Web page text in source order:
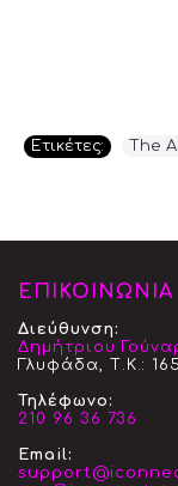
Ετικέτες: The
ΕΠΙΚΟΙΝΩΝΙΑ
Διεύθυνση:
Δημήτριου
Γλυφάδα, Τ.Κ.:
Τηλέφωνο:
210 96 36 736
Email: